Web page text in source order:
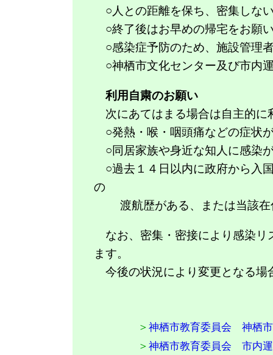
○人との距離を保ち、密集しな
○終了後はお早めの帰宅をお願
○感染症予防のため、施設管理
○神栖市文化センター及び市内
利用自粛のお願い
次にあてはまる場合は自主的に
○発熱・喉・咽頭痛などの症状
○同居家族や身近な知人に感染
○過去１４日以内に政府から入
の
渡航歴がある、または当該在
なお、密集・密接により感染リ
ます。
今後の状況により変更となる場
＞ 神栖市教育委員会 神栖市
＞ 神栖市教育委員会 市内運